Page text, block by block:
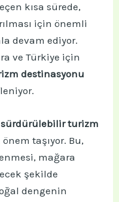
kısa sürede,
için önemli
devam ediyor.
ve Türkiye için
destinasyonu
sürdürülebilir turizm
taşıyor. Bu,
mağara
şekilde
dengenin